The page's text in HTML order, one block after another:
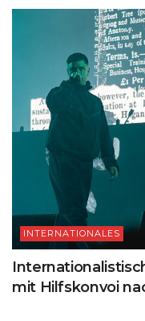
INTERNATIONALES
mit Hilfskonvoi